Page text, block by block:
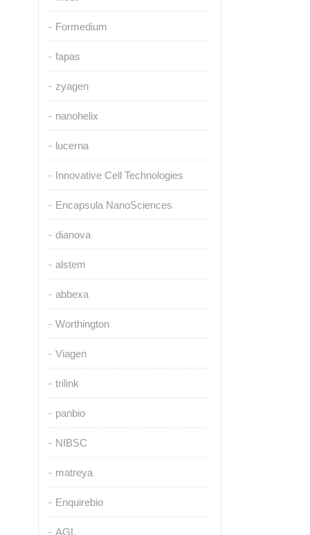
Formedium
fapas
zyagen
nanohelix
lucerna
Innovative Cell Technologies
Encapsula NanoSciences
dianova
alstem
abbexa
Worthington
Viagen
trilink
panbio
NIBSC
matreya
Enquirebio
AGL